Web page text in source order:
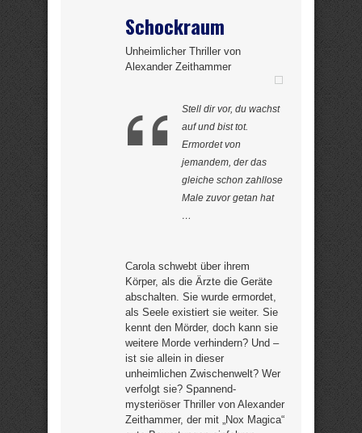
Schockraum
Unheimlicher Thriller von
Alexander Zeithammer
Stell dir vor, du wachst
auf und bist tot.
Ermordet von
jemandem, der das
gleiche schon zahllose
Male zuvor getan hat
…
Carola schwebt über ihrem
Körper, als die Ärzte die Geräte
abschalten. Sie wurde ermordet,
als Seele existiert sie weiter. Sie
kennt den Mörder, doch kann sie
weitere Morde verhindern? Und –
ist sie allein in dieser
unheimlichen Zwischenwelt? Wer
verfolgt sie? Spannend-
mysteriöser Thriller von Alexander
Zeithammer, der mit „Nox Magica“